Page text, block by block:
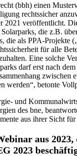
(bbh) einen
rechtssicher
2021 veröffentlicht.
die z.B.
die als PPA-Projekte
für alle
Eine solche
darf erst nach dem
zwischen
werden“, betonte
und
des bne,
aus ihrer Sicht
aus
2023